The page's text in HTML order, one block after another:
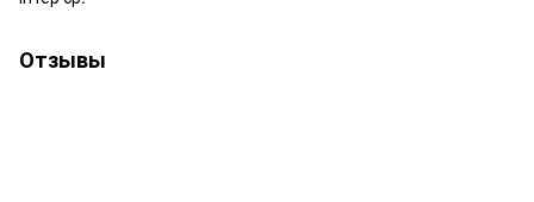
Отзывы